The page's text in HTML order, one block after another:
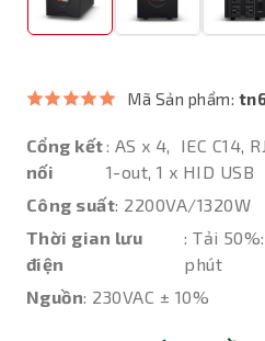
Mã Sản phẩm:
Cổng kết
nối
: AS x 4, IEC C14,
1-out, 1 x HID USB
Công suất: 2200VA/1320W
Thời gian lưu
điện
: Tải
phút
Nguồn: 230VAC ± 10%